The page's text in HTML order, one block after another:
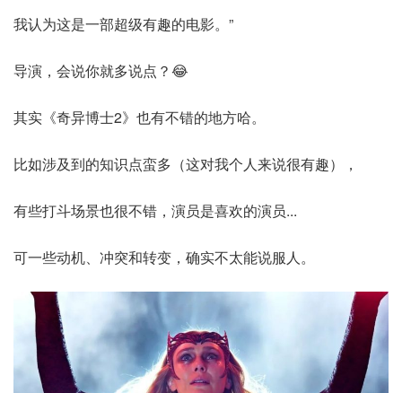
我认为这是一部超级有趣的电影。”
导演，会说你就多说点？😂
其实《奇异博士2》也有不错的地方哈。
比如涉及到的知识点蛮多（这对我个人来说很有趣），
有些打斗场景也很不错，演员是喜欢的演员...
可一些动机、冲突和转变，确实不太能说服人。